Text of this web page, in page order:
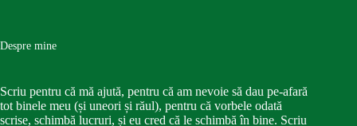
Despre mine
Scriu pentru că mă ajută, pentru că am nevoie să dau pe-afară
tot binele meu (și uneori și răul), pentru că vorbele odată
scrise, schimbă lucruri, și eu cred că le schimbă în bine. Scriu